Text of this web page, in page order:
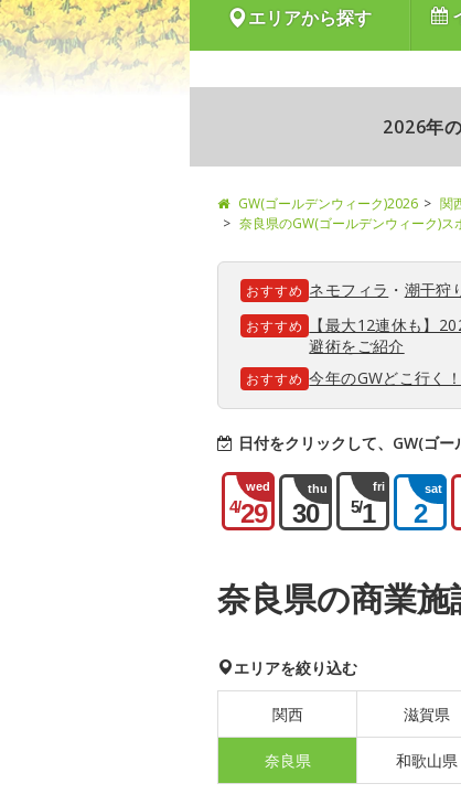
エリアから探す
2026年
GW(ゴールデンウィーク)2026 関
奈良県のGW(ゴールデンウィーク)ス
おすすめ ネモフィラ ・ 潮干狩
おすすめ
【最大12連休も】
避術をご紹介
おすすめ 今年のGWどこ行く
日付をクリックして、GW(ゴ
wed
4/29
thu
30
fri
5/1
sat
2
奈良県の商業
エリアを絞り込む
関西 滋賀県
奈良県 和歌山県